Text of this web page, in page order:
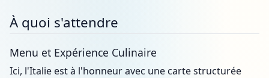
À quoi s'attendre
Menu et Expérience Culinaire
Ici, l'Italie est à l'honneur avec une carte structurée